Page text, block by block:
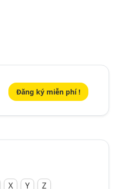
Đăng ký miễn phí !
X Y Z